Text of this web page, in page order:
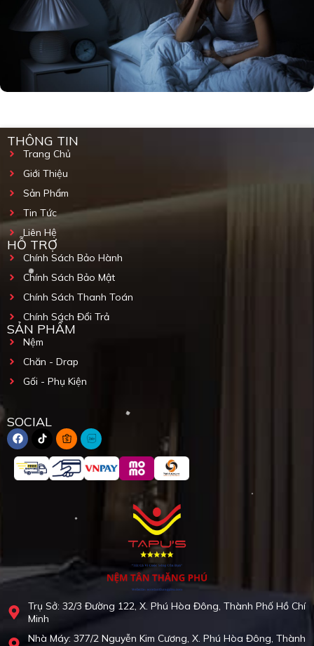
Trụ Sở: 32/3 Đường 122, X. Phú Hòa Đông, Thành Phố Hồ Chí
Minh
Nhà Máy: 377/2 Nguyễn Kim Cương, X. Phú Hòa Đông, Thành
THÔNG TIN
Trang Chủ
Giới Thiệu
Sản Phẩm
Tin Tức
Liên Hệ
HỖ TRỢ
Chính Sách Bảo Hành
Chính Sách Bảo Mật
Chính Sách Thanh Toán
Chính Sách Đổi Trả
SẢN PHẨM
Nệm
Chăn - Drap
Gối - Phụ Kiện
SOCIAL